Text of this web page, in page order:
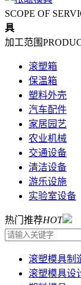
SCOPE OF
具
加工范围
滚塑箱
保温箱
塑料外壳
汽车配件
家居园艺
农业机械
交通设备
清洁设备
游乐设施
实验室设备
热门推荐HOT
滚塑模具制
滚塑模具设